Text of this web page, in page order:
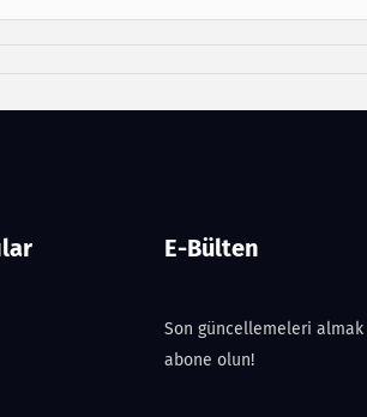
E-Bülten
Son güncellemeleri
abone olun!